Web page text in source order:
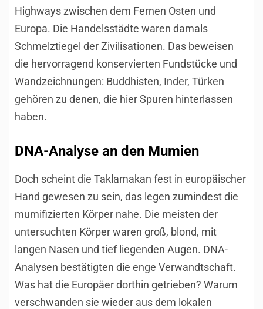
Highways zwischen dem Fernen Osten und
Europa. Die Handelsstädte waren damals
Schmelztiegel der Zivilisationen. Das beweisen
die hervorragend konservierten Fundstücke und
Wandzeichnungen: Buddhisten, Inder, Türken
gehören zu denen, die hier Spuren hinterlassen
haben.
DNA-Analyse an den Mumien
Doch scheint die Taklamakan fest in europäischer
Hand gewesen zu sein, das legen zumindest die
mumifizierten Körper nahe. Die meisten der
untersuchten Körper waren groß, blond, mit
langen Nasen und tief liegenden Augen. DNA-
Analysen bestätigten die enge Verwandtschaft.
Was hat die Europäer dorthin getrieben? Warum
verschwanden sie wieder aus dem lokalen